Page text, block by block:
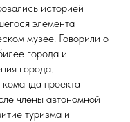
историей
элемента
музее. Говорили о
города и
города.
проекта
члены автономной
туризма и